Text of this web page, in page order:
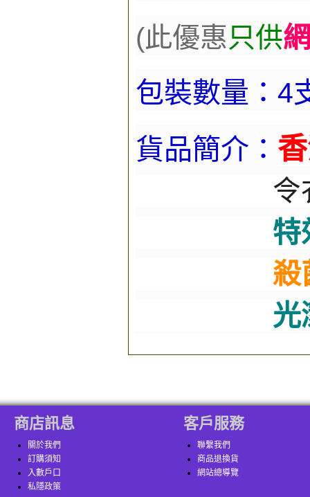
(此優惠 只供
包裝數量： 4
貨品簡介：
令衣物
特
殺
光
商店訊息
關於我們
訂購須知
入數戶口
私隱政策
客戶服務
聯繫我們
商品退換貨
網站總導覽